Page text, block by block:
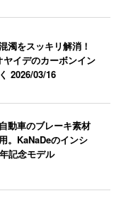
濁をスッキリ解消！
ヤイデのカーボンイン
2026/03/16
動車のブレーキ素材
。KaNaDeのインシ
記念モデル